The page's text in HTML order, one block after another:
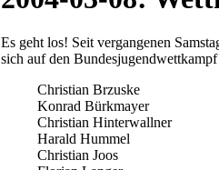
Es geht los! Seit vergangenen
sich auf den
Christian Brzuske
Konrad Bürkmayer
Christian Hinterwallner
Harald Hummel
Christian Joos